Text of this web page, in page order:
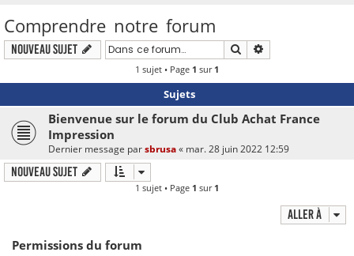
Comprendre notre forum
Nouveau sujet Rechercher
1 sujet • Page 1 sur 1
Sujets
Bienvenue sur le forum du Club Achat France
Impression
Dernier message parsbrusa« mar. 28 juin 2022 12:59
Nouveau sujet
1 sujet • Page 1 sur 1
Aller à
Permissions du forum